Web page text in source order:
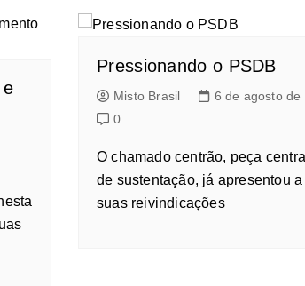
Pressionando o PSDB
Misto Brasil
6 de agosto de
0
O chamado centrão, peça
de sustentação, já apresentou a
suas reivindicações